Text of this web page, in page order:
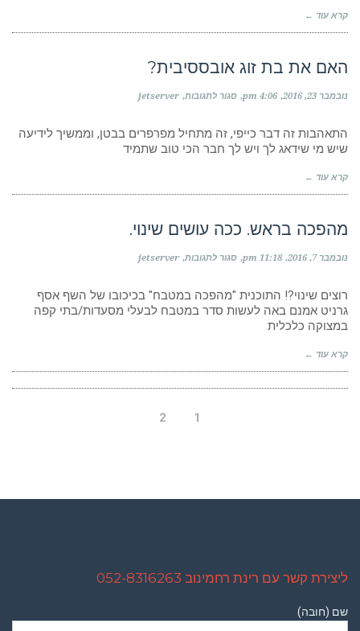
קרא עוד ←
האם את בת זוג אובססיבית?
נובמבר 23, 2016 4:06 pm סגור לתגובותעל
בת
זוג
אובססיבית?
jetserver
התאהבות זה דבר כייפי, זה מתחיל מפרפרים בבטן, וממשיך לידיעה
שיש מי שידאג לך ויש לך חבר הכי טוב שתמיד
קרא עוד ←
מהפכה בראש. ככה עושים שינוי.
נובמבר 7, 2016 11:18 pm סגור לתגובותעל
ככה
עושים
שינוי.
jetserver
רוצים שינוי?! התוכנית "מהפכה במטבח" בכיכובו של השף אסף
גרניט אמנם באה לעשות סדר במטבח לבעלי מסעדות/בתי קפה
במצוקה כלכלית
קרא עוד ←
1
2
ליצירת קשר עם רינת רחמינוב 052-8316263
שם (חובה)